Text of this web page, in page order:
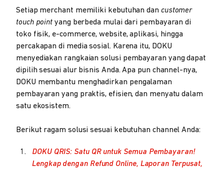
Setiap merchant memiliki kebutuhan dan customer
touch point yang berbeda mulai dari pembayaran di
toko fisik, e-commerce, website, aplikasi, hingga
percakapan di media sosial. Karena itu, DOKU
menyediakan rangkaian solusi pembayaran yang dapat
dipilih sesuai alur bisnis Anda. Apa pun channel-nya,
DOKU membantu menghadirkan pengalaman
pembayaran yang praktis, efisien, dan menyatu dalam
satu ekosistem.
Berikut ragam solusi sesuai kebutuhan channel Anda:
DOKU QRIS: Satu QR untuk Semua Pembayaran!
Lengkap dengan Refund Online, Laporan Terpusat,